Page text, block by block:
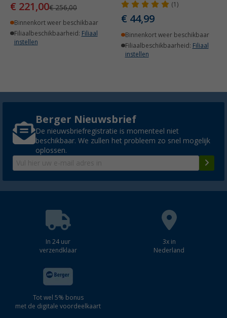
€ 221,00€ 256,00
Binnenkort weer beschikbaar
Filiaalbeschikbaarheid: Filiaal
instellen
(1)
€ 44,99
Binnenkort weer beschikbaar
Filiaalbeschikbaarheid: Filiaal
instellen
Berger Nieuwsbrief
De nieuwsbriefregistratie is momenteel niet
beschikbaar. We zullen het probleem zo snel mogelijk
oplossen.
In 24 uur
verzendklaar
3x in
Nederland
Tot wel 5% bonus
met de digitale voordeelkaart